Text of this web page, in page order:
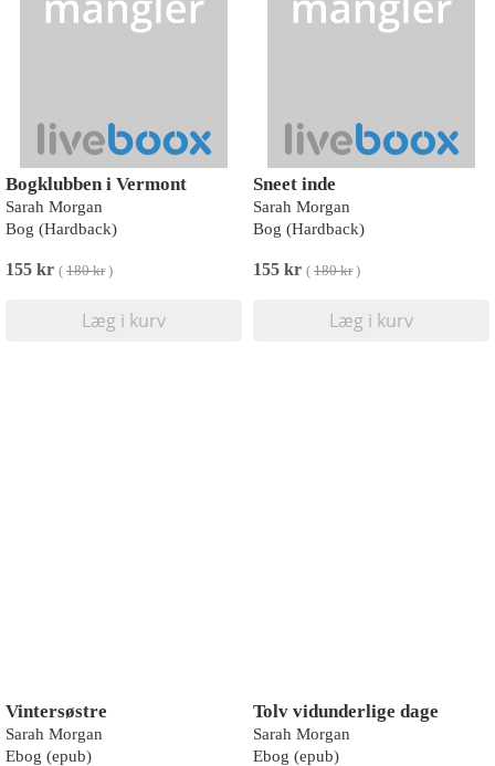
Bogklubben i Vermont
Sarah Morgan
Bog (Hardback)
155 kr ( 180 kr)
Læg i kurv
Sneet inde
Sarah Morgan
Bog (Hardback)
155 kr ( 180 kr)
Læg i kurv
Vintersøstre
Sarah Morgan
Ebog (epub)
Tolv vidunderlige dage
Sarah Morgan
Ebog (epub)